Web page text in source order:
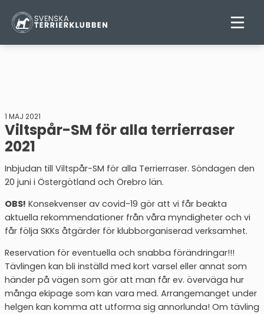
1 MAJ 2021
Viltspår-SM för alla terrierraser
2021
Inbjudan till Viltspår-SM för alla Terrierraser. Söndagen den
20 juni i Östergötland och Örebro län.
OBS! Konsekvenser av covid-19 gör att vi får beakta
aktuella rekommendationer från våra myndigheter och vi
får följa SKKs åtgärder för klubborganiserad verksamhet.
Reservation för eventuella och snabba förändringar!!!
Tävlingen kan bli inställd med kort varsel eller annat som
händer på vägen som gör att man får ev. överväga hur
många ekipage som kan vara med. Arrangemanget under
helgen kan komma att utforma sig annorlunda! Om tävling